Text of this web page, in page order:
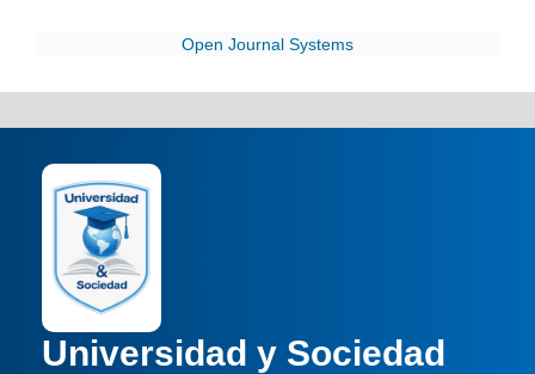
Open Journal Systems
Universidad y Sociedad